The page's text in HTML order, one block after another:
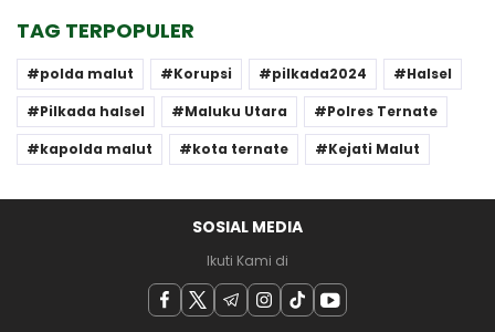
TAG TERPOPULER
polda malut Korupsi pilkada2024
Halsel
Pilkada halsel
Maluku Utara
Polres Ternate
kapolda malut
kota ternate Kejati Malut
SOSIAL MEDIA
Ikuti Kami di